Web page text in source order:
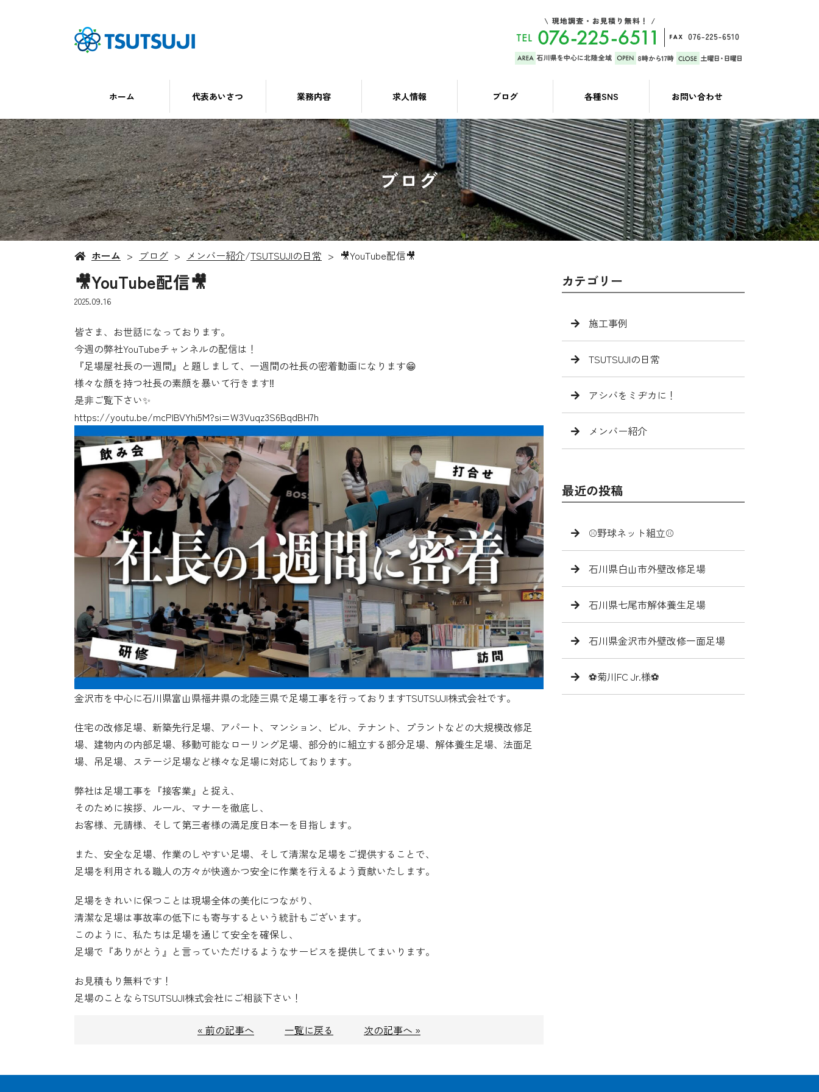
ホーム 代表あいさつ 業務内容 求人情報 ブログ 各種SNS お問い合わせ
ブログ
ホーム ブログ メンバー紹介/TSUTSUJIの日常 🎥YouTube配信🎥
🎥YouTube配信🎥
2025.09.16
皆さま、お世話になっております。
今週の弊社YouTubeチャンネルの配信は！
『足場屋社長の一週間』と題しまして、一週間の社長の密着動画になります😁
様々な顔を持つ社長の素顔を暴いて行きます‼️
是非ご覧下さい✨
https://youtu.be/mcPlBVYhi5M?si=W3Vuqz3S6BqdBH7h
金沢市を中心に石川県富山県福井県の北陸三県で足場工事を行っておりますTSUTSUJI株式会社です。
住宅の改修足場、新築先行足場、アパート、マンション、ビル、テナント、プラントなどの大規模改修足
場、建物内の内部足場、移動可能なローリング足場、部分的に組立する部分足場、解体養生足場、法面足
場、吊足場、ステージ足場など様々な足場に対応しております。
弊社は足場工事を『接客業』と捉え、
そのために挨拶、ルール、マナーを徹底し、
お客様、元請様、そして第三者様の満足度日本一を目指します。
また、安全な足場、作業のしやすい足場、そして清潔な足場をご提供することで、
足場を利用される職人の方々が快適かつ安全に作業を行えるよう貢献いたします。
足場をきれいに保つことは現場全体の美化につながり、
清潔な足場は事故率の低下にも寄与するという統計もございます。
このように、私たちは足場を通じて安全を確保し、
足場で『ありがとう』と言っていただけるようなサービスを提供してまいります。
お見積もり無料です！
足場のことならTSUTSUJI株式会社にご相談下さい！
« 前の記事へ 一覧に戻る 次の記事へ »
カテゴリー
施工事例
TSUTSUJIの日常
アシバをミヂカに！
メンバー紹介
最近の投稿
⚾️野球ネット組立⚾️
石川県白山市外壁改修足場
石川県七尾市解体養生足場
石川県金沢市外壁改修一面足場
⚽️菊川FC Jr.様⚽️